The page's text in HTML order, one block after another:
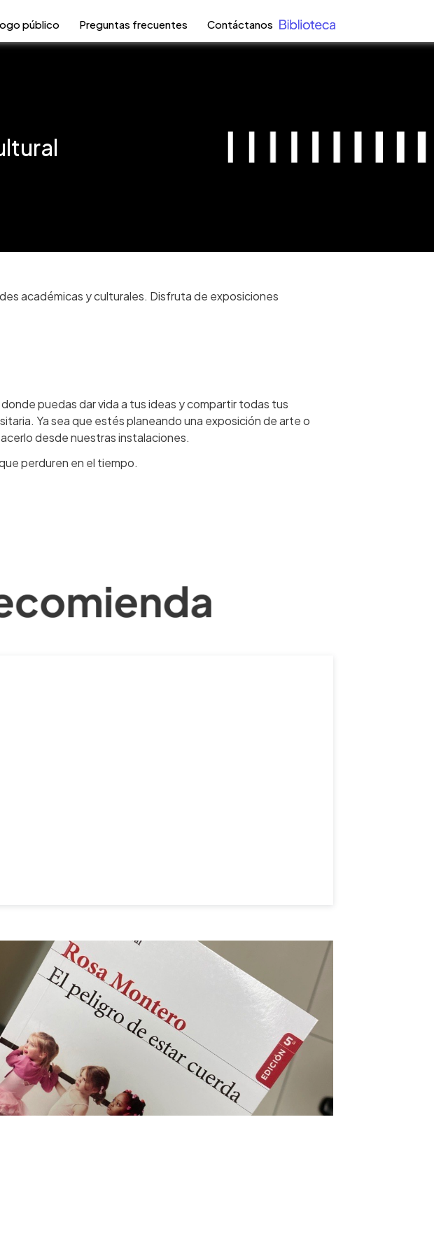
público Preguntas frecuentes Contáctanos
académicas y culturales. Disfruta de exposiciones
puedas dar vida a tus ideas y compartir todas tus
Ya sea que estés planeando una exposición de arte o
desde nuestras instalaciones.
perduren en el tiempo.